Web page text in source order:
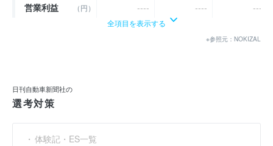
営業利益 （円） ---- ---- ----
売上伸び率
全項目を表示する
※参照元：NOKIZAL
日刊自動車新聞社の
選考対策
体験記・ES一覧